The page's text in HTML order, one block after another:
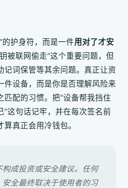
的护身符，而是一件用对了才安
被联网偷走”这个重要问题，但
记词保管等其余问题。真正让资
件设备，而是你是否理解风险来
匹配的习惯。把“设备帮我挡住
”这句话记牢，并在每次签名前
真正会用冷钱包。
成投资或安全建议。任何
安全最终取决于使用者的习